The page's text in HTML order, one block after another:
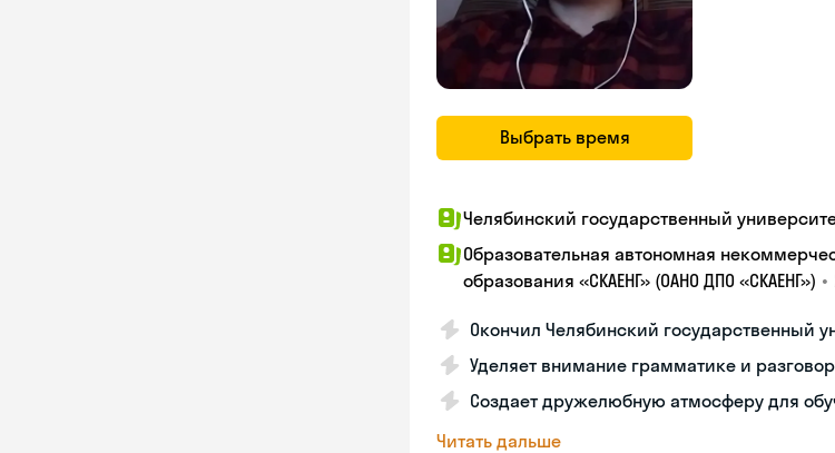
Выбрать время
Челябинский государственный
Образовательная автономная
образования «СКАЕНГ» (ОАНО ДПО «СКАЕНГ») •
Окончил Челябинский государственный
Уделяет внимание грамматике и
Создает дружелюбную атмосферу для
Читать дальше